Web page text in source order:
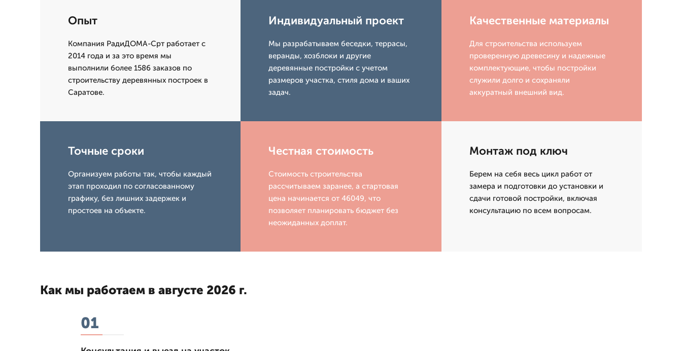
Опыт
Компания РадиДОМА-Срт работает с
2014 года и за это время мы
выполнили более 1586 заказов по
строительству деревянных построек в
Саратове.
Индивидуальный проект
Мы разрабатываем беседки, террасы,
веранды, хозблоки и другие
деревянные постройки с учетом
размеров участка, стиля дома и ваших
задач.
Качественные материалы
Для строительства используем
проверенную древесину и надежные
комплектующие, чтобы постройки
служили долго и сохраняли
аккуратный внешний вид.
Точные сроки
Организуем работы так, чтобы каждый
этап проходил по согласованному
графику, без лишних задержек и
простоев на объекте.
Честная стоимость
Стоимость строительства
рассчитываем заранее, а стартовая
цена начинается от 46049, что
позволяет планировать бюджет без
неожиданных доплат.
Монтаж под ключ
Берем на себя весь цикл работ от
замера и подготовки до установки и
сдачи готовой постройки, включая
консультацию по всем вопросам.
Как мы работаем в августе 2026 г.
01